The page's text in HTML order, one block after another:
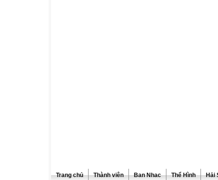
Trang chủ Thành viên Ban Nhac Thể Hình Hải